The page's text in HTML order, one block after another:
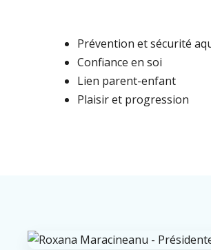
Prévention et sécurité
Confiance en soi
Lien parent-enfant
Plaisir et progression